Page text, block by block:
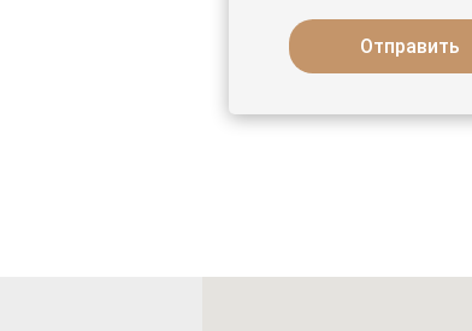
Отправить